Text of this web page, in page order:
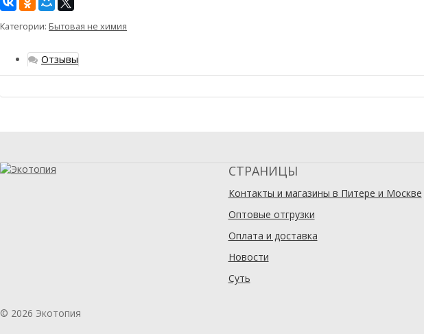
Категории: Бытовая не химия
Отзывы
СТРАНИЦЫ
Контакты и магазины в Питере и Москве
Оптовые отгрузки
Оплата и доставка
Новости
Суть
© 2026 Экотопия